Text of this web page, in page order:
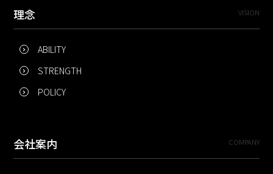
理念 VISION
ABILITY
STRENGTH
POLICY
会社案内 COMPANY